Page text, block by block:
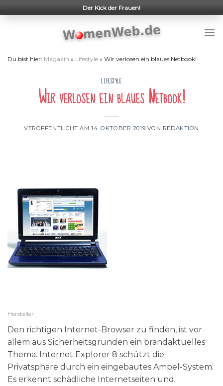
to
Der Kick der Frauen!
Du bist hier: Magazin » Lifestyle » Wir verlosen ein blaues Netbook!
LIFESTYLE
Wir verlosen ein blaues Netbook!
VERÖFFENTLICHT AM14. OKTOBER 2019 VON REDAKTION
Hersteller
Den richtigen Internet-Browser zu finden, ist vor
allem aus Sicherheitsgründen ein brandaktuelles
Thema. Internet Explorer 8 schützt die
Privatsphäre durch ein eingebautes Ampel-System.
Es erkennt schädliche Internetseiten und